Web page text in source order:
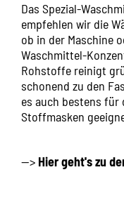
Das Spezial-
empfehlen wir die
ob in der Maschine
Waschmittel-
Rohstoffe reinigt
schonend zu den
es auch bestens für
Stoffmasken
--> Hier geht's zu